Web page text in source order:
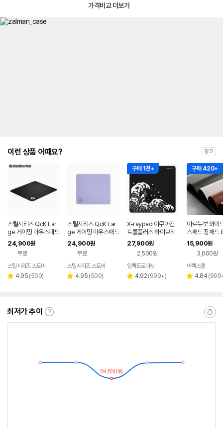
가격비교 더보기
이런 상품 어때요? 광고
스틸시리즈 QcK Lar
ge 게이밍 마우스패드
블랙, L
24,900원
무료
스틸시리즈 스토어
별 4.95 리
(500)
스틸시리즈 QcK Lar
ge 게이밍 마우스패드
라벤더, L
24,900원
무료
스틸시리즈 스토어
별 4.95 리
(500)
구매 1천+
X-raypad 아쿠아컨
트롤플러스 하이브리
드 게이밍 마우스패드
웨이브 나이트450x4
00 아컨플
27,900원
2,500원
일렉트로마켓
별 4.92 리
(999+)
구매 420+
아르누보 와이
스패드 장패드
4cm 장마우스
내제조
15,900원
3,000원
아렉스몰
별 4.84 리
(
최저가 추이
최
란?
알